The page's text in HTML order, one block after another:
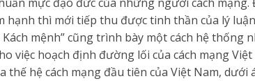
hạnh thì mới tiếp thu được tinh thần của lý
mệnh” cũng trình bày một cách hệ thống
việc hoạch định đường lối của cách mạng Việt
thế hệ cách mạng đầu tiên của Việt Nam, dưới